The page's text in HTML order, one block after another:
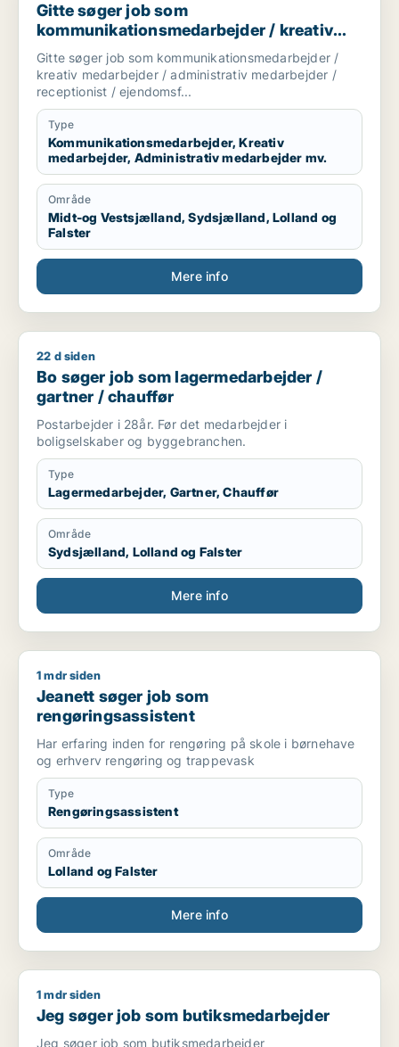
Gitte søger job som
kommunikationsmedarbejder / kreativ
medarbejder / administrativ medarbejder
/ receptionist / ejendomsfunktionær
Gitte søger job som kommunikationsmedarbejder /
kreativ medarbejder / administrativ medarbejder /
receptionist / ejendomsf...
Type
Kommunikationsmedarbejder, Kreativ
medarbejder, Administrativ medarbejder mv.
Område
Midt-og Vestsjælland, Sydsjælland, Lolland og
Falster
Mere info
Bo søger job som lagermedarbejder / gartner / chauffør
22 d siden
Bo søger job som lagermedarbejder /
gartner / chauffør
Postarbejder i 28år. Før det medarbejder i
boligselskaber og byggebranchen.
Type
Lagermedarbejder, Gartner, Chauffør
Område
Sydsjælland, Lolland og Falster
Mere info
Jeanett søger job som rengøringsassistent
1 mdr siden
Jeanett søger job som
rengøringsassistent
Har erfaring inden for rengøring på skole i børnehave
og erhverv rengøring og trappevask
Type
Rengøringsassistent
Område
Lolland og Falster
Mere info
Jeg søger job som butiksmedarbejder
1 mdr siden
Jeg søger job som butiksmedarbejder
Jeg søger job som butiksmedarbejder